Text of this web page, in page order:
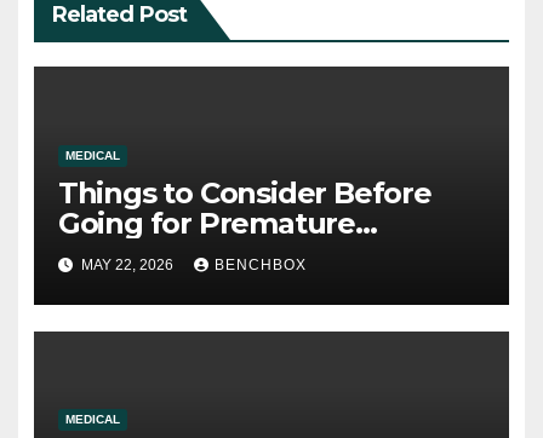
Related Post
MEDICAL
Things to Consider Before
Going for Premature
Ejaculation Treatment: A
Complete Guide to Making
Informed Decisions
MAY 22, 2026 BENCHBOX
MEDICAL